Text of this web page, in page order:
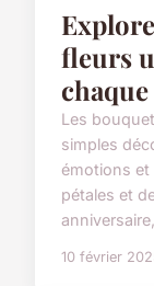
fleurs
Les
simples
émotions
pétales et
10 février